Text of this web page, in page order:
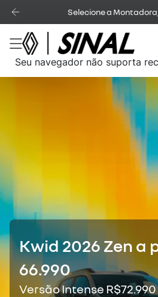
Selecione a Montadora
Seu navegador não suporta
Kwid 2026 Zen a
66.990
Versão Intense R$72.990